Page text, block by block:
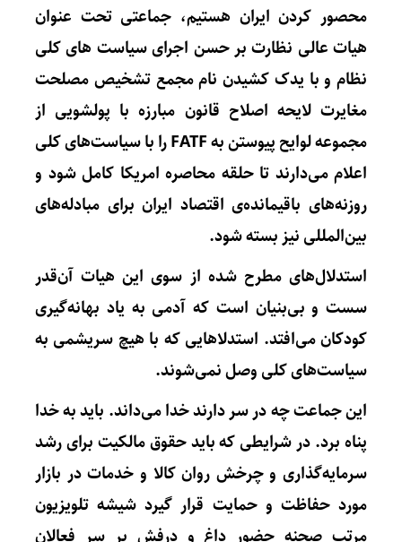
محصور کردن ایران هستیم، جماعتی تحت عنوان
هیات عالی نظارت بر حسن اجرای سیاست های کلی
نظام و با یدک کشیدن نام مجمع تشخیص مصلحت
مغایرت لایحه اصلاح قانون مبارزه با پولشویی از
مجموعه لوایح پیوستن به FATF را با سیاست‌های کلی
اعلام می‌دارند تا حلقه محاصره امریکا کامل شود و
روزنه‌های باقیمانده‌ی اقتصاد ایران برای مبادله‌های
بین‌المللی نیز بسته شود.
استدلال‌های مطرح شده از سوی این هیات آن‌قدر
سست و بی‌بنیان است که آدمی به یاد بهانه‌گیری
کودکان می‌افتد. استدلا‌هایی که با هیچ سریشمی به
سیاست‌های کلی وصل نمی‌شوند.
این جماعت چه در سر دارند خدا می‌داند. باید به خدا
پناه برد. در شرایطی که باید حقوق مالکیت برای رشد
سرمایه‌گذاری و چرخش روان کالا و خدمات در بازار
مورد حفاظت و حمایت قرار گیرد شیشه تلویزیون
مرتب صحنه حضور داغ و درفش بر سر فعالان